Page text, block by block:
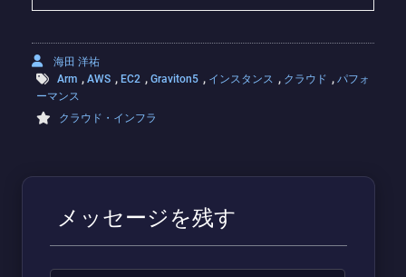
海田 洋祐
Arm , AWS , EC2 , Graviton5 , インスタンス , クラウド , パフォ
ーマンス
クラウド・インフラ
メッセージを残す